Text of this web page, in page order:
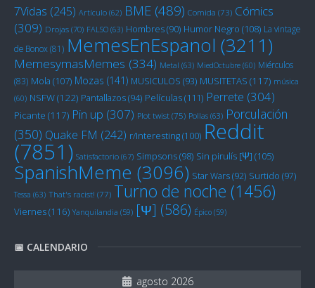
7Vidas (245) Artículo (62) BME (489) Comida (73) Cómics
(309) Drojas (70) FALSO (63) Hombres(90) Humor Negro (108) La vintage
de Bonox(81) MemesEnEspanol (3211)
MemesymasMemes (334) Metal (63) MiedOctubre (60) Miérculos
(83) Mola (107) Mozas (141) MUSICULOS (93) MUSITETAS (117) música
(60) NSFW(122) Pantallazos(94) Películas(111) Perrete (304)
Picante (117) Pin up (307) Plot twist (75) Pollas (63) Porculación
(350) Quake FM (242) r/Interesting(100) Reddit
(7851) Satisfactorio (67) Simpsons(98) Sin pirulís [Ψ] (105)
SpanishMeme (3096) Star Wars(92) Surtido (97)
Tessa (63) That's racist! (77) Turno de noche (1456)
Viernes(116) Yanquilandia (59) [Ψ] (586) Épico (59)
📅 CALENDARIO
agosto 2026